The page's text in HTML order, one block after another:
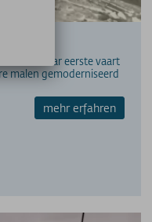
haar eerste vaart
malen gemoderniseerd
mehr erfahren